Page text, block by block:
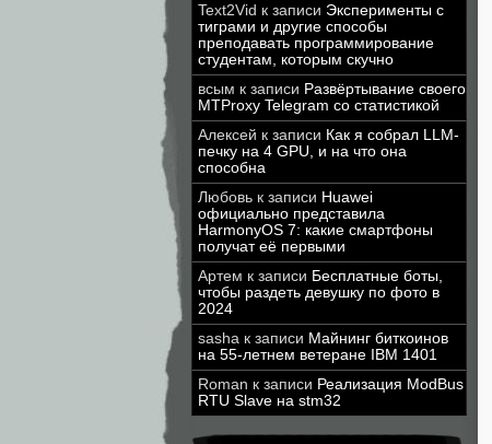
Text2Vid к записи Эксперименты с
тиграми и другие способы
преподавать программирование
студентам, которым скучно
всым к записи Развёртывание своего
MTProxy Telegram со статистикой
Алексей к записи Как я собрал LLM-
печку на 4 GPU, и на что она
способна
Любовь к записи Huawei
официально представила
HarmonyOS 7: какие смартфоны
получат её первыми
Артем к записи Бесплатные боты,
чтобы раздеть девушку по фото в
2024
sasha к записи Майнинг биткоинов
на 55-летнем ветеране IBM 1401
Roman к записи Реализация ModBus
RTU Slave на stm32